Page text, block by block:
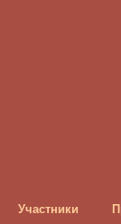
Участники